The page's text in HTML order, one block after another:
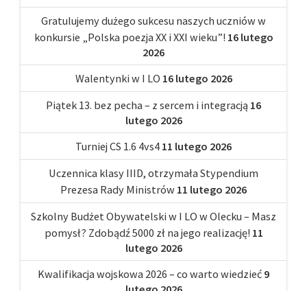
Gratulujemy dużego sukcesu naszych uczniów w
konkursie „Polska poezja XX i XXI wieku”! 16 lutego
2026
Walentynki w I LO 16 lutego 2026
Piątek 13. bez pecha – z sercem i integracją 16
lutego 2026
Turniej CS 1.6 4vs4 11 lutego 2026
Uczennica klasy IIID, otrzymała Stypendium
Prezesa Rady Ministrów 11 lutego 2026
Szkolny Budżet Obywatelski w I LO w Olecku – Masz
pomysł? Zdobądź 5000 zł na jego realizację! 11
lutego 2026
Kwalifikacja wojskowa 2026 – co warto wiedzieć 9